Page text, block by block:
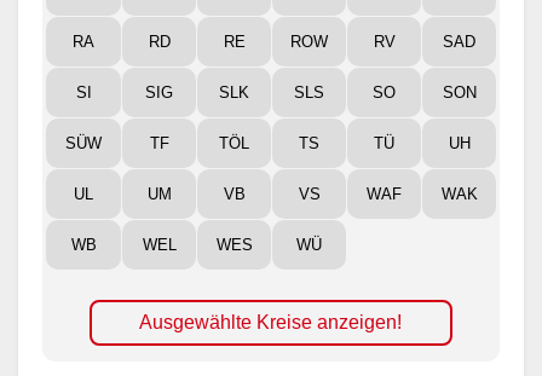
RA RD RE ROW RV SAD
SI SIG SLK SLS SO SON
SÜW TF TÖL TS TÜ UH
UL UM VB VS WAF WAK
WB WEL WES WÜ
Ausgewählte Kreise anzeigen!